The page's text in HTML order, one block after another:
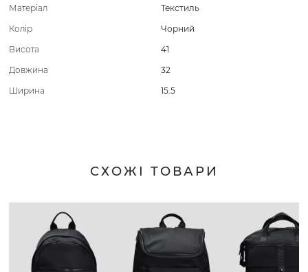
Матеріал
Текстиль
Колір
Чорний
Висота
41
Довжина
32
Ширина
15.5
СХОЖІ ТОВАРИ